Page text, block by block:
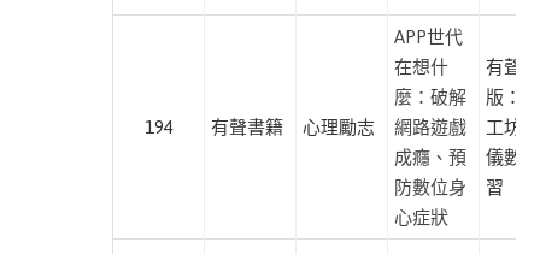
194 有聲書籍 心理勵志
APP世代
在想什
麼：破解
網路遊戲
成癮、預
防數位身
心症狀
有聲出
版：
工坊
儀數
習